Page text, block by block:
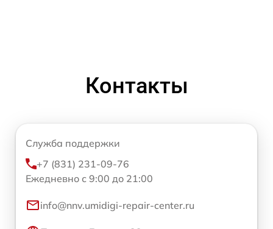
Контакты
Служба поддержки
+7 (831) 231-09-76
Ежедневно с 9:00 до 21:00
info@nnv.umidigi-repair-center.ru